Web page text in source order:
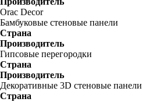
Orac Decor
Бамбуковые стеновые панели
Страна
Производитель
Гипсовые перегородки
Страна
Производитель
Декоративные 3D стеновые панели
Страна